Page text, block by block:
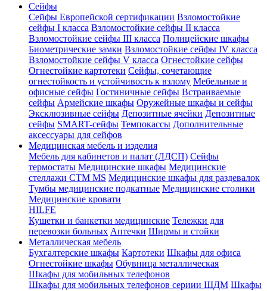
Сейфы
Сейфы Европейской сертификации Взломостойкие
сейфы I класса Взломостойкие сейфы II класса
Взломостойкие сейфы III класса Полицейские шкафы
Биометрические замки Взломостойкие сейфы IV класса
Взломостойкие сейфы V класса Огнестойкие сейфы
Огнестойкие картотеки Сейфы, сочетающие
огнестойкость и устойчивость к взлому Мебельные и
офисные сейфы Гостиничные сейфы Встраиваемые
сейфы Армейские шкафы Оружейные шкафы и сейфы
Эксклюзивные сейфы Депозитные ячейки Депозитные
сейфы SMART-сейфы Темпокассы Дополнительные
аксессуары для сейфов
Медицинская мебель и изделия
Мебель для кабинетов и палат (ЛДСП) Сейфы
термостаты Медицинские шкафы Медицинские
стеллажи CTM MS Медицинские шкафы для раздевалок
Тумбы медицинские подкатные Медицинские столики
Медицинские кровати
HILFE
Кушетки и банкетки медицинские Тележки для
перевозки больных Аптечки Ширмы и стойки
Металлическая мебель
Бухгалтерские шкафы Картотеки Шкафы для офиса
Огнестойкие шкафы Обувница металлическая
Шкафы для мобильных телефонов
Шкафы для мобильных телефонов сериии ШДМ Шкафы